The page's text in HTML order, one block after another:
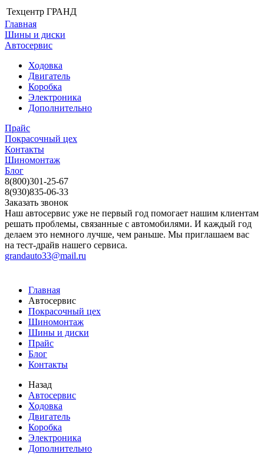
Техцентр ГРАНД
Главная
Шины и диски
Автосервис
Ходовка
Двигатель
Коробка
Электроника
Дополнительно
Прайс
Покрасочный цех
Контакты
Шиномонтаж
Блог
8(800)301-25-67
8(930)835-06-33
Заказать звонок
Наш автосервис уже не первый год помогает нашим клиентам
решать проблемы, связанные с автомобилями. И каждый год
делаем это немного лучше, чем раньше. Мы приглашаем вас
на тест-драйв нашего сервиса.
grandauto33@mail.ru
Главная
Автосервис
Покрасочный цех
Шиномонтаж
Шины и диски
Прайс
Блог
Контакты
Назад
Автосервис
Ходовка
Двигатель
Коробка
Электроника
Дополнительно